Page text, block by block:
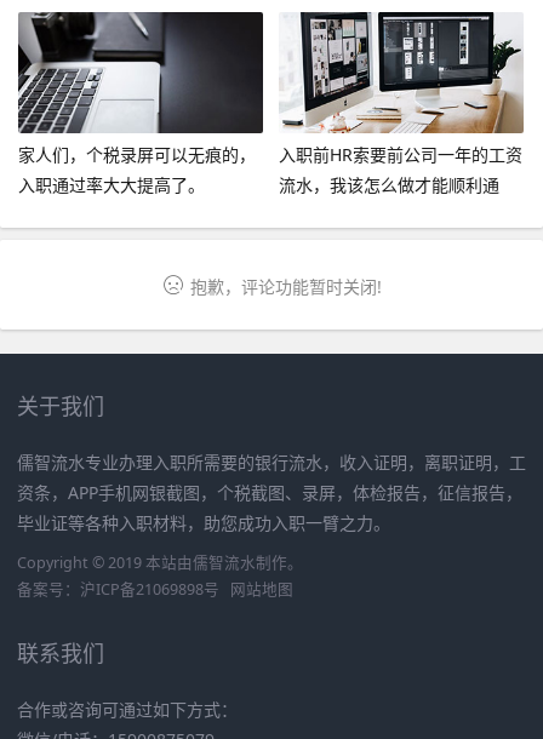
家人们，个税录屏可以无痕的，
入职通过率大大提高了。
入职前HR索要前公司一年的工资
流水，我该怎么做才能顺利通
抱歉，评论功能暂时关闭!
关于我们
儒智流水专业办理入职所需要的银行流水，收入证明，离职证明，工
资条，APP手机网银截图，个税截图、录屏，体检报告，征信报告，
毕业证等各种入职材料，助您成功入职一臂之力。
Copyright © 2019 本站由儒智流水制作。
备案号： 沪ICP备21069898号 网站地图
联系我们
合作或咨询可通过如下方式：